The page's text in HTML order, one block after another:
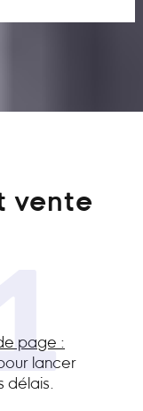
vente
page :
lancer
délais.